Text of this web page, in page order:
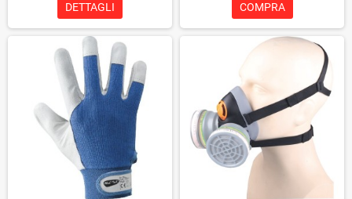
DETTAGLI COMPRA